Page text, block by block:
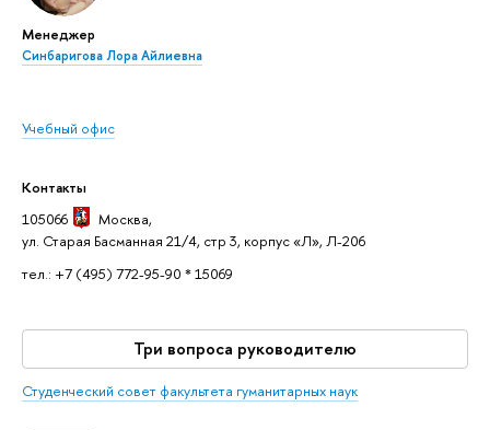
Менеджер
Синбаригова Лора Айлиевна
Учебный офис
Контакты
105066
Москва,
ул. Старая Басманная 21/4, стр 3, корпус «Л», Л-206
тел.: +7 (495) 772-95-90 * 15069
Три вопроса руководителю
Студенческий совет факультета гуманитарных наук